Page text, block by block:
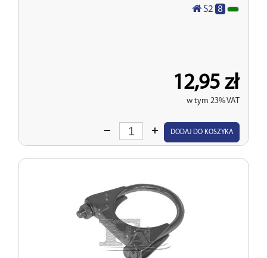
S2 8
12,95 zł
w tym 23% VAT
Wprowadź
DODAJ DO KOSZYKA